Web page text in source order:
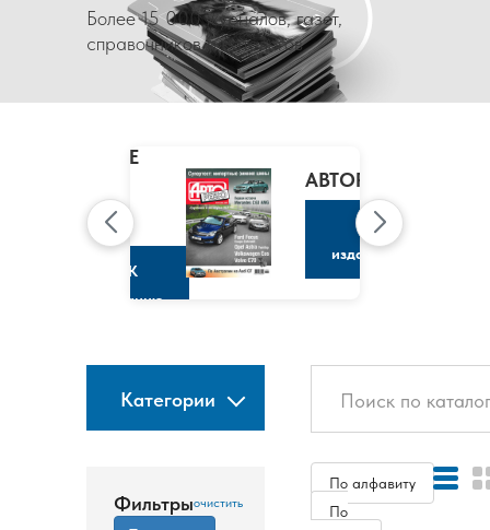
Более 15 000 журналов, газет,
справочников и каталогов
CLAIRE
МАРИ
КЛЭР
К
изданию
АВТОРЕВЮ
К
изданию
Категории
Фильтры
По алфавиту
По